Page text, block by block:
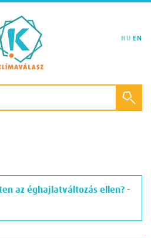
HU EN
az éghajlatváltozás ellen? -